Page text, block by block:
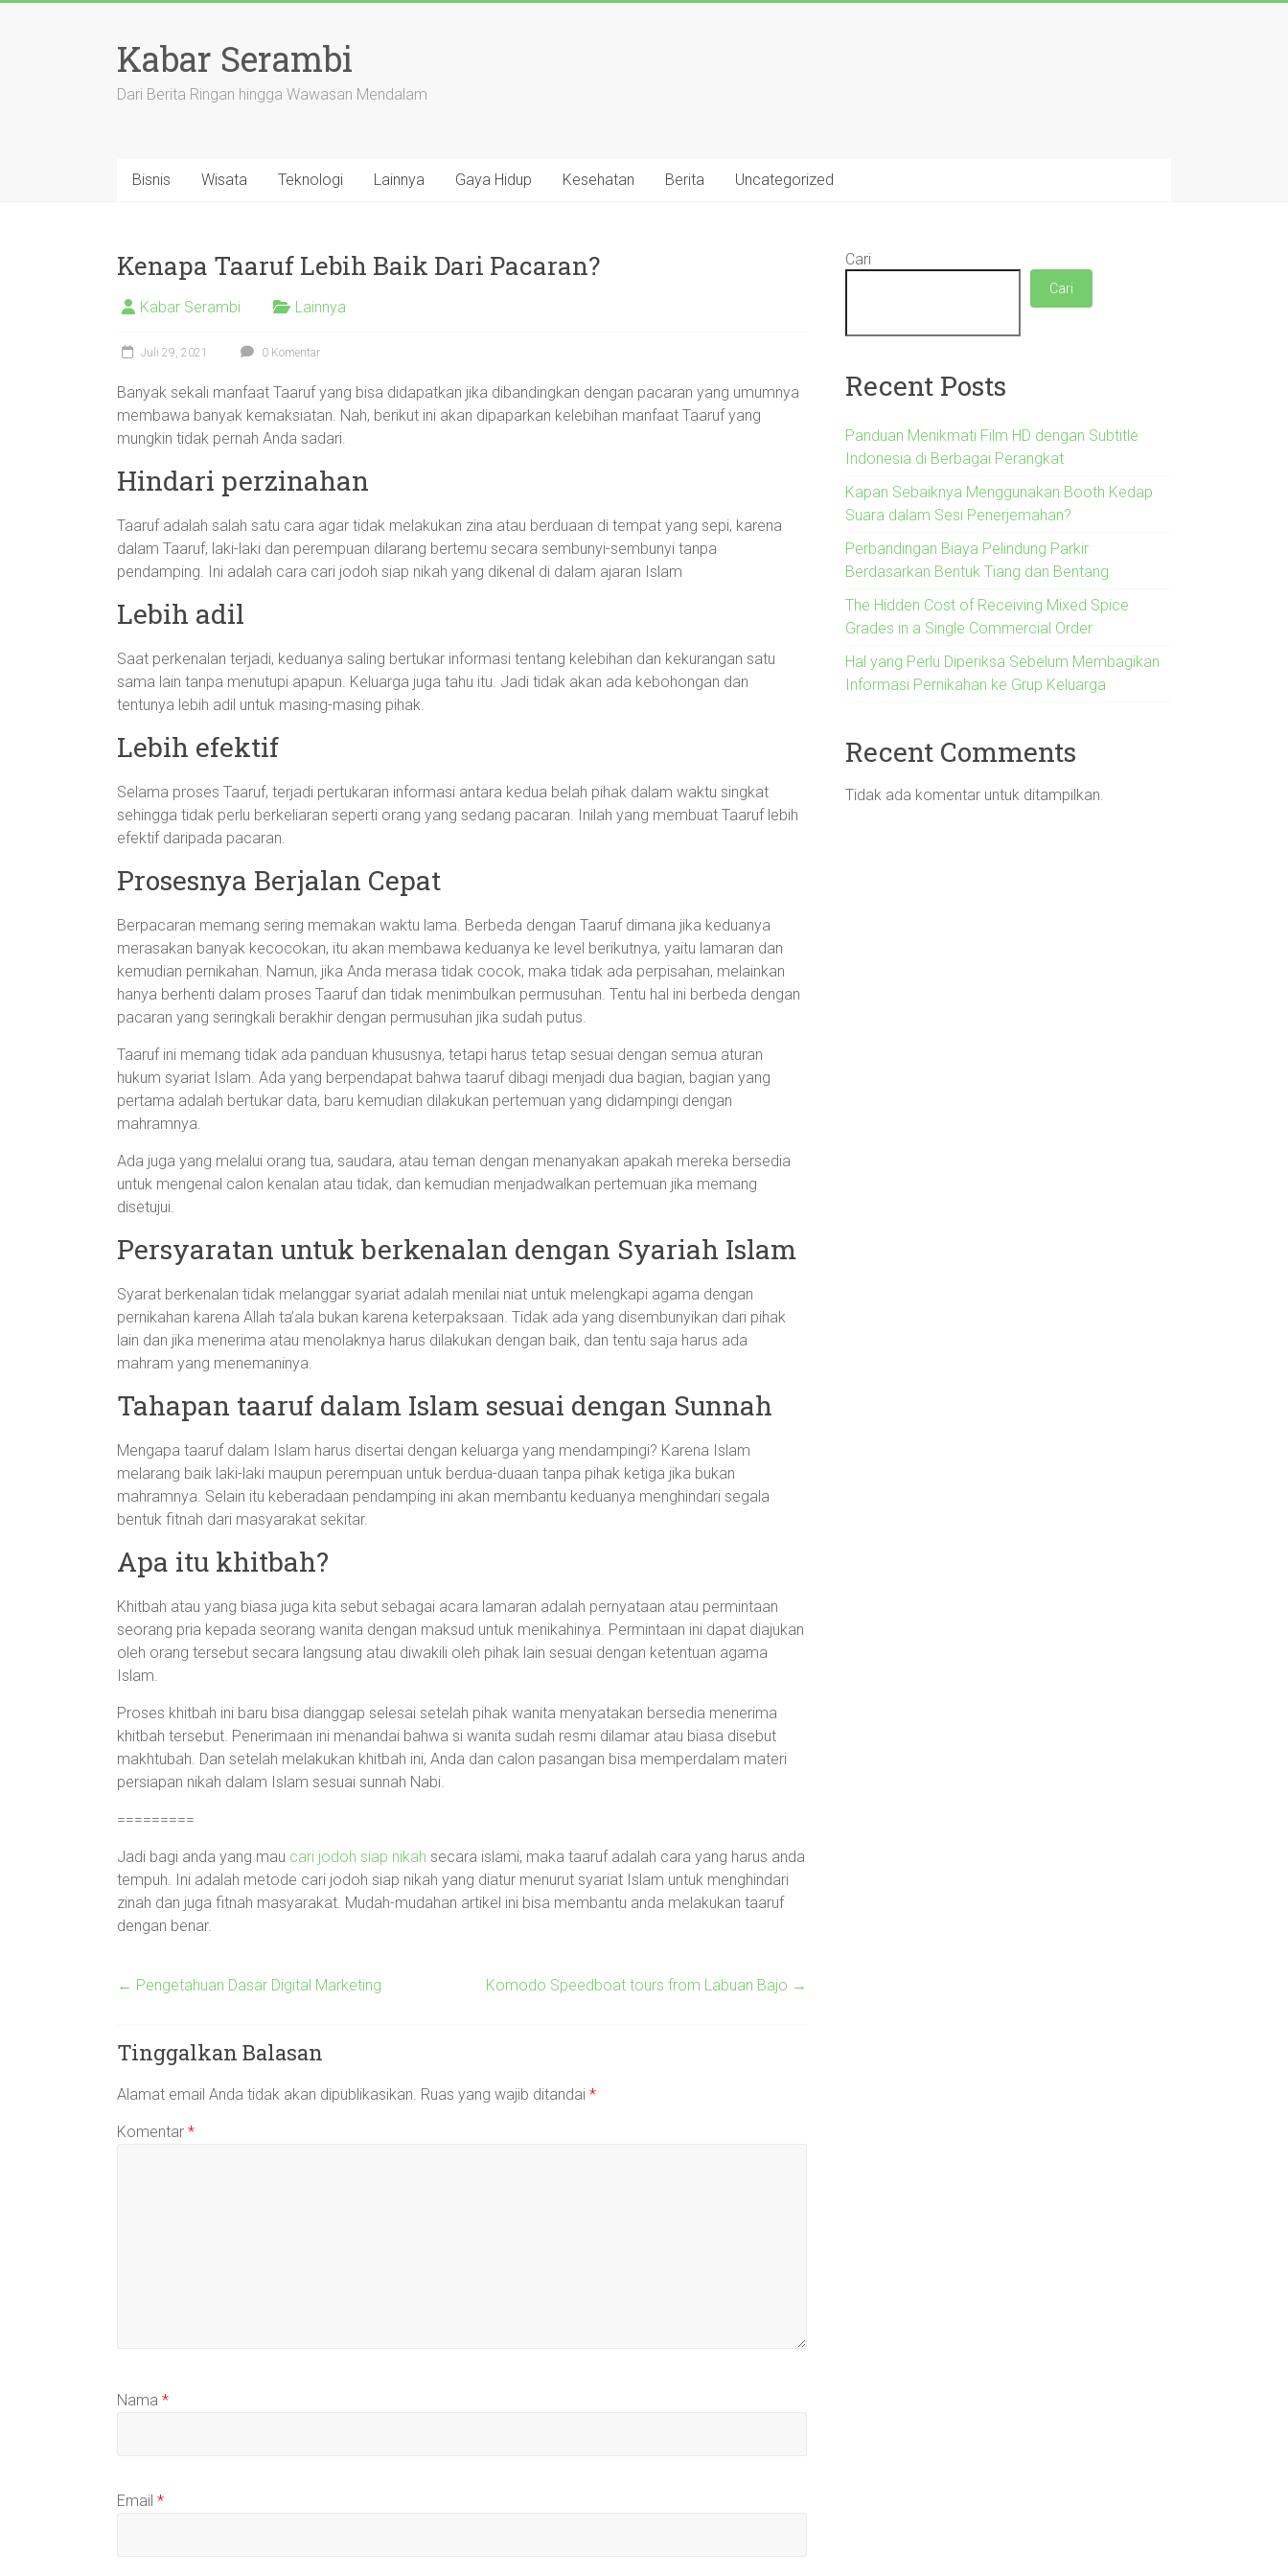
Kabar Serambi
Dari Berita Ringan hingga Wawasan Mendalam
Bisnis Wisata Teknologi Lainnya Gaya Hidup Kesehatan Berita Uncategorized
Kenapa Taaruf Lebih Baik Dari Pacaran?
Kabar Serambi Lainnya
Juli 29, 2021 0 Komentar
Banyak sekali manfaat Taaruf yang bisa didapatkan jika dibandingkan dengan pacaran yang umumnya
membawa banyak kemaksiatan. Nah, berikut ini akan dipaparkan kelebihan manfaat Taaruf yang
mungkin tidak pernah Anda sadari.
Hindari perzinahan
Taaruf adalah salah satu cara agar tidak melakukan zina atau berduaan di tempat yang sepi, karena
dalam Taaruf, laki-laki dan perempuan dilarang bertemu secara sembunyi-sembunyi tanpa
pendamping. Ini adalah cara cari jodoh siap nikah yang dikenal di dalam ajaran Islam
Lebih adil
Saat perkenalan terjadi, keduanya saling bertukar informasi tentang kelebihan dan kekurangan satu
sama lain tanpa menutupi apapun. Keluarga juga tahu itu. Jadi tidak akan ada kebohongan dan
tentunya lebih adil untuk masing-masing pihak.
Lebih efektif
Selama proses Taaruf, terjadi pertukaran informasi antara kedua belah pihak dalam waktu singkat
sehingga tidak perlu berkeliaran seperti orang yang sedang pacaran. Inilah yang membuat Taaruf lebih
efektif daripada pacaran.
Prosesnya Berjalan Cepat
Berpacaran memang sering memakan waktu lama. Berbeda dengan Taaruf dimana jika keduanya
merasakan banyak kecocokan, itu akan membawa keduanya ke level berikutnya, yaitu lamaran dan
kemudian pernikahan. Namun, jika Anda merasa tidak cocok, maka tidak ada perpisahan, melainkan
hanya berhenti dalam proses Taaruf dan tidak menimbulkan permusuhan. Tentu hal ini berbeda dengan
pacaran yang seringkali berakhir dengan permusuhan jika sudah putus.
Taaruf ini memang tidak ada panduan khususnya, tetapi harus tetap sesuai dengan semua aturan
hukum syariat Islam. Ada yang berpendapat bahwa taaruf dibagi menjadi dua bagian, bagian yang
pertama adalah bertukar data, baru kemudian dilakukan pertemuan yang didampingi dengan
mahramnya.
Ada juga yang melalui orang tua, saudara, atau teman dengan menanyakan apakah mereka bersedia
untuk mengenal calon kenalan atau tidak, dan kemudian menjadwalkan pertemuan jika memang
disetujui.
Persyaratan untuk berkenalan dengan Syariah Islam
Syarat berkenalan tidak melanggar syariat adalah menilai niat untuk melengkapi agama dengan
pernikahan karena Allah ta’ala bukan karena keterpaksaan. Tidak ada yang disembunyikan dari pihak
lain dan jika menerima atau menolaknya harus dilakukan dengan baik, dan tentu saja harus ada
mahram yang menemaninya.
Tahapan taaruf dalam Islam sesuai dengan Sunnah
Mengapa taaruf dalam Islam harus disertai dengan keluarga yang mendampingi? Karena Islam
melarang baik laki-laki maupun perempuan untuk berdua-duaan tanpa pihak ketiga jika bukan
mahramnya. Selain itu keberadaan pendamping ini akan membantu keduanya menghindari segala
bentuk fitnah dari masyarakat sekitar.
Apa itu khitbah?
Khitbah atau yang biasa juga kita sebut sebagai acara lamaran adalah pernyataan atau permintaan
seorang pria kepada seorang wanita dengan maksud untuk menikahinya. Permintaan ini dapat diajukan
oleh orang tersebut secara langsung atau diwakili oleh pihak lain sesuai dengan ketentuan agama
Islam.
Proses khitbah ini baru bisa dianggap selesai setelah pihak wanita menyatakan bersedia menerima
khitbah tersebut. Penerimaan ini menandai bahwa si wanita sudah resmi dilamar atau biasa disebut
makhtubah. Dan setelah melakukan khitbah ini, Anda dan calon pasangan bisa memperdalam materi
persiapan nikah dalam Islam sesuai sunnah Nabi.
=========
Jadi bagi anda yang mau cari jodoh siap nikah secara islami, maka taaruf adalah cara yang harus anda
tempuh. Ini adalah metode cari jodoh siap nikah yang diatur menurut syariat Islam untuk menghindari
zinah dan juga fitnah masyarakat. Mudah-mudahan artikel ini bisa membantu anda melakukan taaruf
dengan benar.
← Pengetahuan Dasar Digital Marketing Komodo Speedboat tours from Labuan Bajo →
Tinggalkan Balasan
Alamat email Anda tidak akan dipublikasikan. Ruas yang wajib ditandai *
Komentar *
Nama *
Email *
Cari
Cari
Recent Posts
Panduan Menikmati Film HD dengan Subtitle
Indonesia di Berbagai Perangkat
Kapan Sebaiknya Menggunakan Booth Kedap
Suara dalam Sesi Penerjemahan?
Perbandingan Biaya Pelindung Parkir
Berdasarkan Bentuk Tiang dan Bentang
The Hidden Cost of Receiving Mixed Spice
Grades in a Single Commercial Order
Hal yang Perlu Diperiksa Sebelum Membagikan
Informasi Pernikahan ke Grup Keluarga
Recent Comments
Tidak ada komentar untuk ditampilkan.